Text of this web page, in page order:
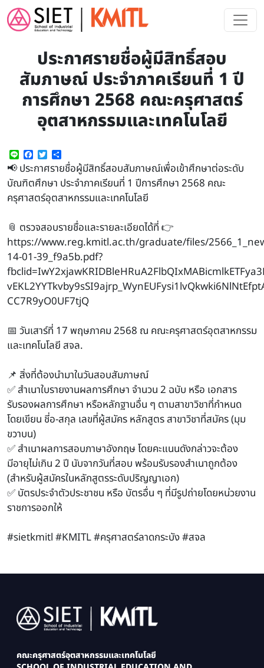
Skip to main content
ประกาศรายชื่อผู้มีสิทธิ์สอบ
สัมภาษณ์ ประจำภาคเรียนที่ 1 ปี
การศึกษา 2568 คณะครุศาสตร์
อุตสาหกรรมและเทคโนโลยี
Line Facebook
Twitter
📢 ประกาศรายชื่อผู้มีสิทธิ์สอบสัมภาษณ์เพื่อเข้าศึกษาต่อระดับ
บัณฑิตศึกษา ประจำภาคเรียนที่ 1 ปีการศึกษา 2568 คณะ
ครุศาสตร์อุตสาหกรรมและเทคโนโลยี
📎 ตรวจสอบรายชื่อและรายละเอียดได้ที่ 👉
https://www.reg.kmitl.ac.th/graduate/files/
14-01-39_f9a5b.pdf?
CC7R9yO0UF7tjQ
📅 วันเสาร์ที่ 17 พฤษภาคม 2568 ณ คณะครุศาสตร์อุตสาหกรรม
และเทคโนโลยี สจล.
📌 สิ่งที่ต้องนำมาในวันสอบสัมภาษณ์
✅ สำเนาใบรายงานผลการศึกษา จำนวน 2 ฉบับ หรือ เอกสาร
รับรองผลการศึกษา หรือหลักฐานอื่น ๆ ตามสาขาวิชาที่กำหนด
โดยเขียน ชี่อ-สกุล เลขที่ผู้สมัคร หลักสูตร สาขาวิชาที่สมัคร (มุม
ขวาบน)
✅ สำเนาผลการสอบภาษาอังกฤษ โดยคะแนนดังกล่าวจะต้อง
มีอายุไม่เกิน 2 ปี นับจากวันที่สอบ พร้อมรับรองสำเนาถูกต้อง
(สำหรับผู้สมัครในหลักสูตรระดับปริญญาเอก)
✅ บัตรประจำตัวประชาชน หรือ บัตรอื่น ๆ ที่มีรูปถ่ายโดยหน่วยงาน
ราชการออกให้
#sietkmitl #KMITL #ครุศาสตร์ลาดกระบัง #สจล
Image
คณะครุศาสตร์อุตสาหกรรมและเทคโนโลยี